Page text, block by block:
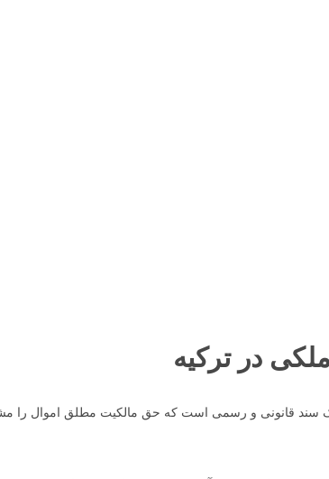
در ترکیه
سند قانونی و رسمی است که حق مالکیت مطلق اموال را